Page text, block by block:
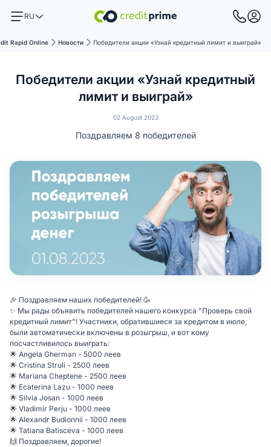
RU
Rapid Online Новости Победители акции «Узнай кредитный лимит и выиграй»
Победители акции «Узнай кредитный
лимит и выиграй»
02 August 2023
Поздравляем 8 победителей
🎉 Поздравляем наших победителей! 🥳
✨ Мы рады объявить победителей нашего конкурса "Проверь свой
кредитный лимит"! Участники, обратившиеся за кредитом в июле,
были автоматически включены в розыгрыш, и вот кому
посчастливилось выиграть:
🌟 Angela Gherman - 5000 леев
🌟 Cristina Struli - 2500 леев
🌟 Mariana Cheptene - 2500 леев
🌟 Ecaterina Lazu - 1000 леев
🌟 Silvia Josan - 1000 леев
🌟 Vladimir Perju - 1000 леев
🌟 Alexandr Budionnii - 1000 леев
🌟 Tatiana Batisceva - 1000 леев
🙌 Поздравляем, дорогие!